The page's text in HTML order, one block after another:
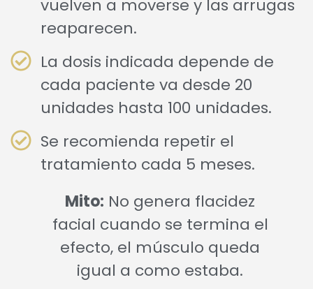
vuelven a moverse y las arrugas
reaparecen.
La dosis indicada depende de
cada paciente va desde 20
unidades hasta 100 unidades.
Se recomienda repetir el
tratamiento cada 5 meses.
Mito: No genera flacidez
facial cuando se termina el
efecto, el músculo queda
igual a como estaba.